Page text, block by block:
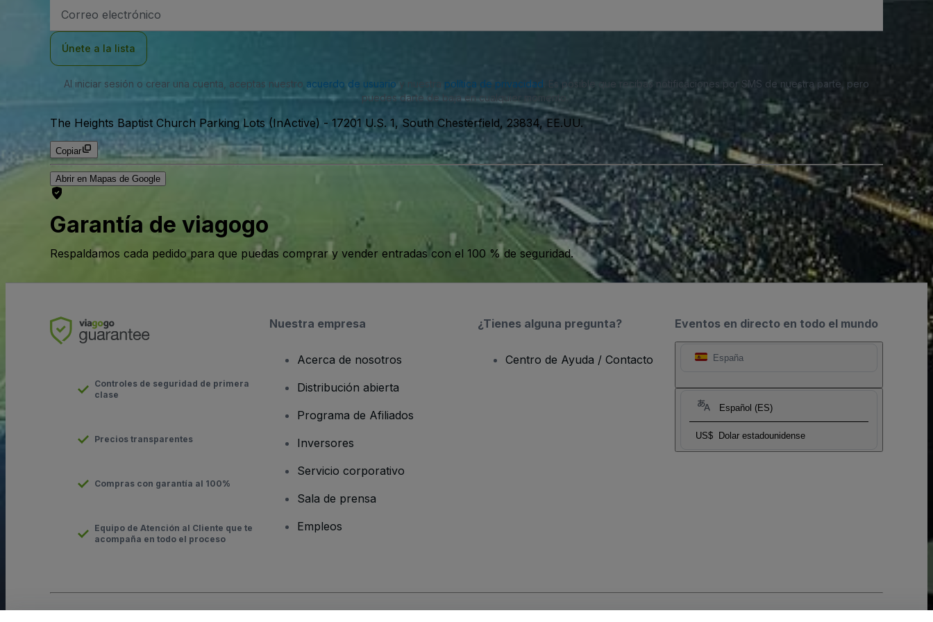
de
Únete a la lista
Al iniciar sesión o crear una cuenta, aceptas nuestro acuerdo de usuarioy nuestra política de privacidad . Es posible que recibas notificaciones por SMS de nuestra parte, pero
puedes darte de baja en cualquier momento.
The Heights Baptist Church Parking Lots (InActive) - 17201 U.S. 1, South Chesterfield, 23834, EE.UU.
Copiar
Abrir en Mapas de Google
Garantía de viagogo
Respaldamos cada pedido para que puedas comprar y vender entradas con el 100 % de seguridad.
Eventos en directo en todo el mundo
España
Español (ES)
US$ Dolar estadounidense
Controles de seguridad de primera
clase
Precios transparentes
Compras con garantía al 100%
Equipo de Atención al Cliente que te
acompaña en todo el proceso
Nuestra empresa
Acerca de nosotros
Distribución abierta
Programa de Afiliados
Inversores
Servicio corporativo
Sala de prensa
Empleos
¿Tienes alguna pregunta?
Centro de Ayuda / Contacto